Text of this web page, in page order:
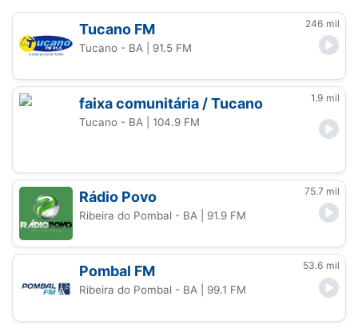
Tucano FM 246 mil
Tucano - BA | 91.5 FM
faixa comunitária / Tucano 1.9 mil
Tucano - BA | 104.9 FM
Rádio Povo 75.7 mil
Ribeira do Pombal - BA | 91.9 FM
Pombal FM 53.6 mil
Ribeira do Pombal - BA | 99.1 FM